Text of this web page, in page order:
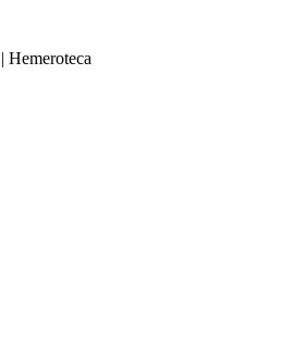
| Hemeroteca